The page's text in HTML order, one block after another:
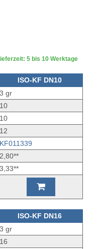
5 bis 10 Werktage
ISO-KF DN10
3 gr
10
10
12
KF011339
2,80**
3,33**
ISO-KF DN16
3 gr
16